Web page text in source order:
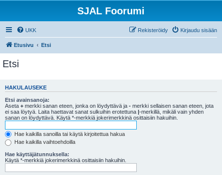
SJAL Foorumi
UKK Kirjaudu sisään
Rekisteröidy
Etusivu Etsi
Etsi
HAKULAUSEKE
Etsi avainsanoja:
Aseta + merkki sanan eteen, jonka on löydyttävä ja - merkki sellaisen sanan eteen, jota
ei saa löytyä. Laita haettavat sanat sulkuihin erotettuna |-merkillä, mikäli vain yhden
sanan on löydyttävä. Käytä *-merkkiä jokerimerkkinä osittaisiin hakuihin.
Hae kaikilla sanoilla tai käytä kirjoitettua hakua
Hae kaikilla vaihtoehdoilla
Hae käyttäjätunnuksella:
Käytä *-merkkiä jokerimerkkinä osittaisiin hakuihin.